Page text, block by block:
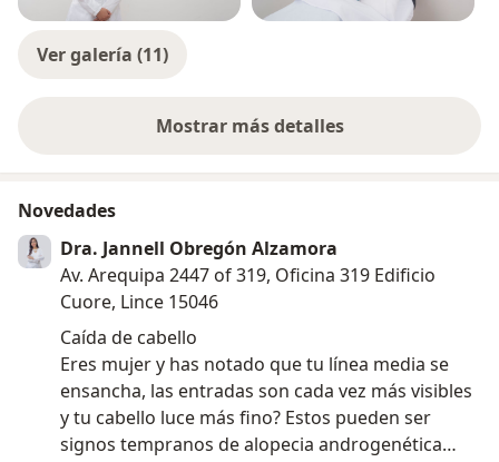
Ver galería (11)
Mostrar más detalles
sobre la experiencia
Novedades
Dra. Jannell Obregón Alzamora
Av. Arequipa 2447 of 319, Oficina 319 Edificio
Cuore, Lince 15046
Caída de cabello
Eres mujer y has notado que tu línea media se
ensancha, las entradas son cada vez más visibles
y tu cabello luce más fino? Estos pueden ser
signos tempranos de alopecia androgenética